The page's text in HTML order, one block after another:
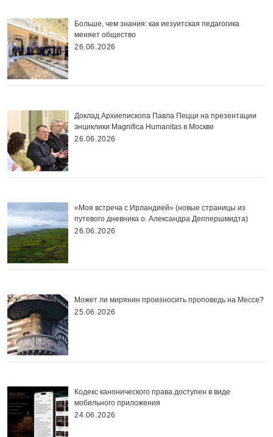
Больше, чем знания: как иезуитская педагогика
меняет общество
26.06.2026
Доклад Архиепископа Павла Пецци на презентации
энциклики Magnifica Нumanitas в Москве
26.06.2026
«Моя встреча с Ирландией» (новые страницы из
путевого дневника о. Александра Деппершмидта)
26.06.2026
Может ли мирянин произносить проповедь на Мессе?
25.06.2026
Кодекс канонического права доступен в виде
мобильного приложения
24.06.2026